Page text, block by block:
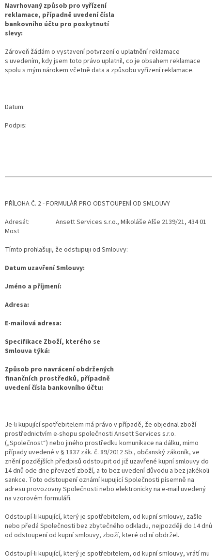
Navrhovaný způsob pro vyřízení
reklamace, případně uvedení čísla
bankovního účtu pro poskytnutí
slevy:
Zároveň žádám o vystavení potvrzení o uplatnění reklamace
s uvedením, kdy jsem toto právo uplatnil, co je obsahem reklamace
spolu s mým nárokem včetně data a způsobu vyřízení reklamace.
Datum:
Podpis:
PŘÍLOHA Č. 2 - FORMULÁŘ PRO ODSTOUPENÍ OD SMLOUVY
Adresát: Ansett Services s.r.o., Mikoláše Alše 2139/21, 434 01
Most
Tímto prohlašuji, že odstupuji od Smlouvy:
Datum uzavření Smlouvy:
Jméno a příjmení:
Adresa:
E-mailová adresa:
Specifikace Zboží, kterého se
Smlouva týká:
Způsob pro navrácení obdržených
finančních prostředků, případně
uvedení čísla bankovního účtu:
Je-li kupující spotřebitelem má právo v případě, že objednal zboží
prostřednictvím e-shopu společnosti Ansett Services s.r.o.
(„Společnost“) nebo jiného prostředku komunikace na dálku, mimo
případy uvedené v § 1837 zák. č. 89/2012 Sb., občanský zákoník, ve
znění pozdějších předpisů odstoupit od již uzavřené kupní smlouvy do
14 dnů ode dne převzetí zboží, a to bez uvedení důvodu a bez jakékoli
sankce. Toto odstoupení oznámí kupující Společnosti písemně na
adresu provozovny Společnosti nebo elektronicky na e-mail uvedený
na vzorovém formuláři.
Odstoupí-li kupující, který je spotřebitelem, od kupní smlouvy, zašle
nebo předá Společnosti bez zbytečného odkladu, nejpozději do 14 dnů
od odstoupení od kupní smlouvy, zboží, které od ní obdržel.
Odstoupí-li kupující, který je spotřebitelem, od kupní smlouvy, vrátí mu